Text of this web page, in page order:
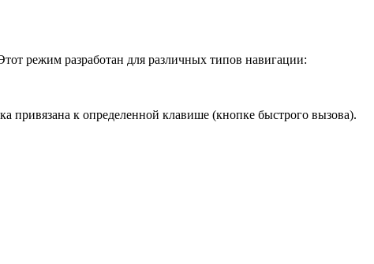
режим разработан для различных типов навигации:
привязана к определенной клавише (кнопке быстрого вызова).